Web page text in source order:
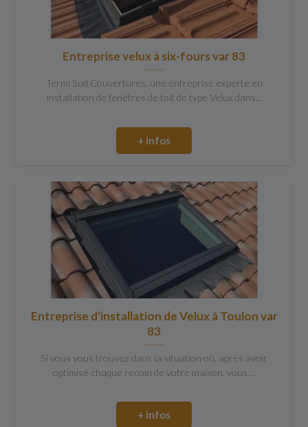
Entreprise velux à six-fours var 83
Termi Sud Couvertures, une entreprise experte en
installation de fenêtres de toit de type Velux dans...
+ infos
Entreprise d'installation de Velux à Toulon var
83
Si vous vous trouvez dans la situation où, après avoir
optimisé chaque recoin de votre maison, vous ...
+ infos